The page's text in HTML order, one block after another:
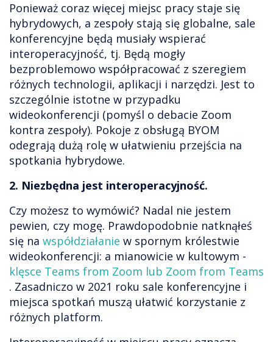
Ponieważ coraz więcej miejsc pracy staje się
hybrydowych, a zespoły stają się globalne, sale
konferencyjne będą musiały wspierać
interoperacyjność, tj. Będą mogły
bezproblemowo współpracować z szeregiem
różnych technologii, aplikacji i narzędzi. Jest to
szczególnie istotne w przypadku
wideokonferencji (pomyśl o debacie Zoom
kontra zespoły). Pokoje z obsługą BYOM
odegrają dużą rolę w ułatwieniu przejścia na
spotkania hybrydowe.
2. Niezbędna jest interoperacyjność.
Czy możesz to wymówić? Nadal nie jestem
pewien, czy mogę. Prawdopodobnie natknąłeś
się na współdziałanie w spornym królestwie
wideokonferencji: a mianowicie w kultowym -
klęsce Teams from Zoom lub Zoom from Teams
. Zasadniczo w 2021 roku sale konferencyjne i
miejsca spotkań muszą ułatwić korzystanie z
różnych platform.